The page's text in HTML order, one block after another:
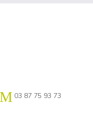
03 87 75 93 73